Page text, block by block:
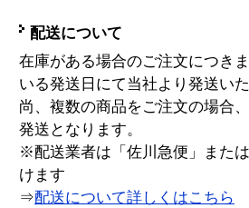
配送について
在庫がある場合のご注文につき
いる発送日にて当社より発送い
尚、複数の商品をご注文の場合
発送となります。
※配送業者は「佐川急便」また
けます
⇒配送について詳しくはこちら